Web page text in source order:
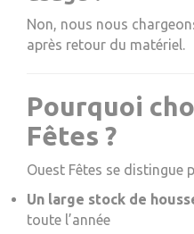
Non, nous nous
après retour du matériel.
Pourquoi
Fêtes ?
Ouest Fêtes se distingue
Un large stock de
toute l’année